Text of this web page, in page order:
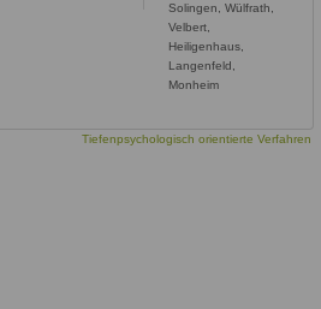
Solingen, Wülfrath,
Velbert,
Heiligenhaus,
Langenfeld,
Monheim
Tiefenpsychologisch orientierte Verfahren